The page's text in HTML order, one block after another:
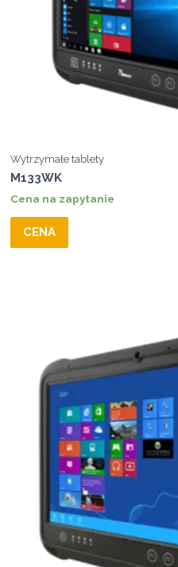
Wytrzymałe tablety
M133WK
Cena na zapytanie
CENA